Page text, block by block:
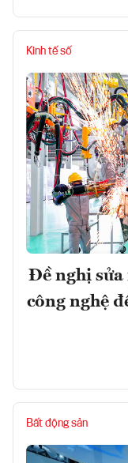
Kinh tế số
Đề nghị sửa
công nghệ
Bất động sản